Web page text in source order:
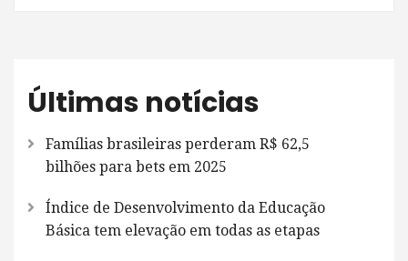
Últimas notícias
Famílias brasileiras perderam R$ 62,5
bilhões para bets em 2025
Índice de Desenvolvimento da Educação
Básica tem elevação em todas as etapas